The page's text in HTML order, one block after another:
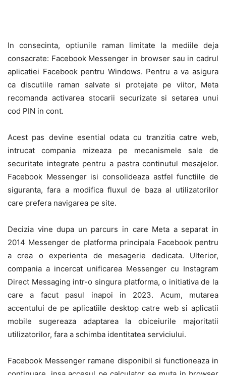
In consecinta, optiunile raman limitate la mediile deja
consacrate: Facebook Messenger in browser sau in cadrul
aplicatiei Facebook pentru Windows. Pentru a va asigura
ca discutiile raman salvate si protejate pe viitor, Meta
recomanda activarea stocarii securizate si setarea unui
cod PIN in cont.
Acest pas devine esential odata cu tranzitia catre web,
intrucat compania mizeaza pe mecanismele sale de
securitate integrate pentru a pastra continutul mesajelor.
Facebook Messenger isi consolideaza astfel functiile de
siguranta, fara a modifica fluxul de baza al utilizatorilor
care prefera navigarea pe site.
Decizia vine dupa un parcurs in care Meta a separat in
2014 Messenger de platforma principala Facebook pentru
a crea o experienta de mesagerie dedicata. Ulterior,
compania a incercat unificarea Messenger cu Instagram
Direct Messaging intr-o singura platforma, o initiativa de la
care a facut pasul inapoi in 2023. Acum, mutarea
accentului de pe aplicatiile desktop catre web si aplicatii
mobile sugereaza adaptarea la obiceiurile majoritatii
utilizatorilor, fara a schimba identitatea serviciului.
Facebook Messenger ramane disponibil si functioneaza in